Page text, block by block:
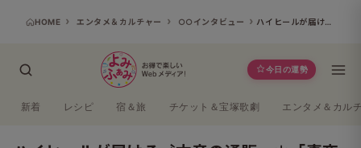
HOME エンタメ＆カルチャー ○○インタビュー ハイヒールが届ける〝本音の通販〟＊「真夜中市場＋～ハイヒールの本音でイイすぎます～」30周年インタビュー
今日の運勢
新着 レシピ 宿＆旅 チケット＆宝塚歌劇 エンタメ＆カル